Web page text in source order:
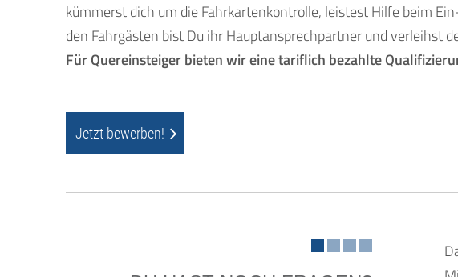
kümmerst dich um die Fahrkartenkontrolle, leistest Hilfe beim
den Fahrgästen bist Du ihr Hauptansprechpartner und verleihst
Für Quereinsteiger bieten wir eine tariflich bezahlte
Jetzt bewerben!